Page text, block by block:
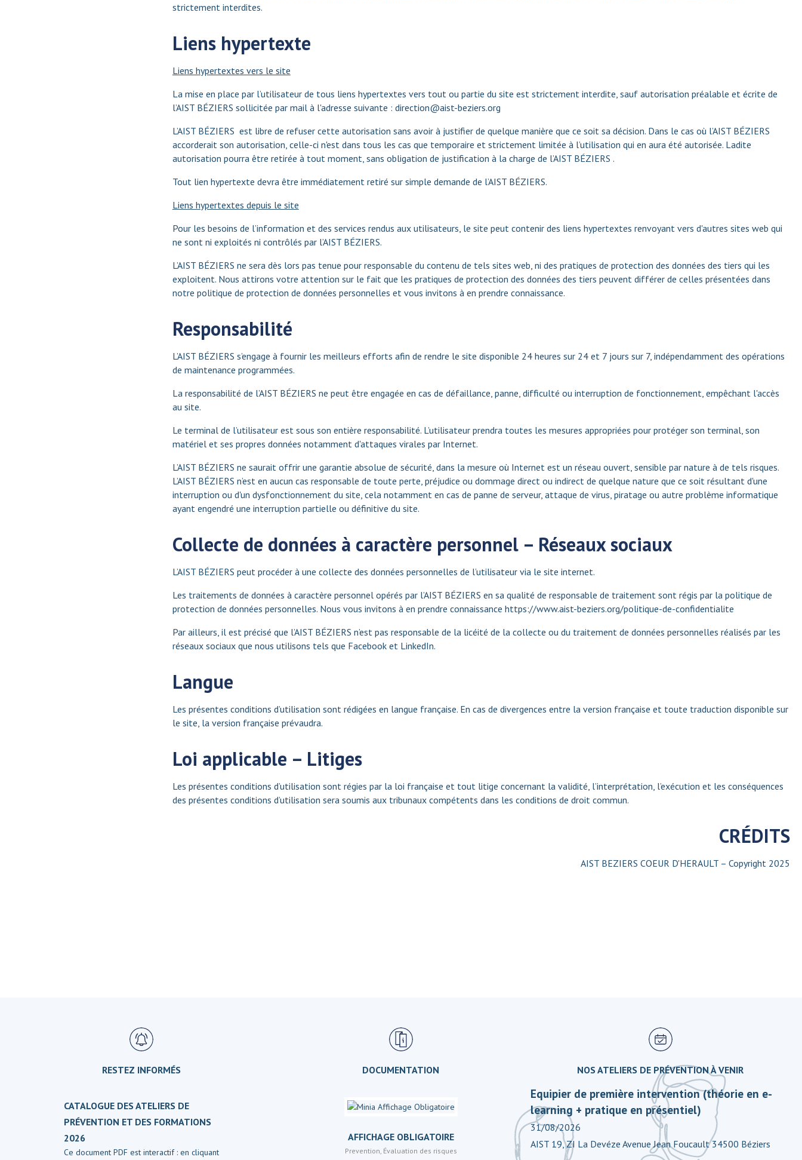
strictement interdites.
Liens hypertexte
Liens hypertextes vers le site
La mise en place par l’utilisateur de tous liens hypertextes vers tout ou partie du site est strictement interdite, sauf autorisation préalable et écrite de
l’AIST BÉZIERS sollicitée par mail à l'adresse suivante : direction@aist-beziers.org
L’AIST BÉZIERS est libre de refuser cette autorisation sans avoir à justifier de quelque manière que ce soit sa décision. Dans le cas où l’AIST BÉZIERS
accorderait son autorisation, celle-ci n'est dans tous les cas que temporaire et strictement limitée à l’utilisation qui en aura été autorisée. Ladite
autorisation pourra être retirée à tout moment, sans obligation de justification à la charge de l’AIST BÉZIERS .
Tout lien hypertexte devra être immédiatement retiré sur simple demande de l’AIST BÉZIERS.
Liens hypertextes depuis le site
Pour les besoins de l’information et des services rendus aux utilisateurs, le site peut contenir des liens hypertextes renvoyant vers d'autres sites web qui
ne sont ni exploités ni contrôlés par l’AIST BÉZIERS.
L’AIST BÉZIERS ne sera dès lors pas tenue pour responsable du contenu de tels sites web, ni des pratiques de protection des données des tiers qui les
exploitent. Nous attirons votre attention sur le fait que les pratiques de protection des données des tiers peuvent différer de celles présentées dans
notre politique de protection de données personnelles et vous invitons à en prendre connaissance.
Responsabilité
L’AIST BÉZIERS s’engage à fournir les meilleurs efforts afin de rendre le site disponible 24 heures sur 24 et 7 jours sur 7, indépendamment des opérations
de maintenance programmées.
La responsabilité de l’AIST BÉZIERS ne peut être engagée en cas de défaillance, panne, difficulté ou interruption de fonctionnement, empêchant l'accès
au site.
Le terminal de l’utilisateur est sous son entière responsabilité. L’utilisateur prendra toutes les mesures appropriées pour protéger son terminal, son
matériel et ses propres données notamment d'attaques virales par Internet.
L’AIST BÉZIERS ne saurait offrir une garantie absolue de sécurité, dans la mesure où Internet est un réseau ouvert, sensible par nature à de tels risques.
L’AIST BÉZIERS n’est en aucun cas responsable de toute perte, préjudice ou dommage direct ou indirect de quelque nature que ce soit résultant d'une
interruption ou d'un dysfonctionnement du site, cela notamment en cas de panne de serveur, attaque de virus, piratage ou autre problème informatique
ayant engendré une interruption partielle ou définitive du site.
Collecte de données à caractère personnel – Réseaux sociaux
L’AIST BÉZIERS peut procéder à une collecte des données personnelles de l’utilisateur via le site internet.
Les traitements de données à caractère personnel opérés par l’AIST BÉZIERS en sa qualité de responsable de traitement sont régis par la politique de
protection de données personnelles. Nous vous invitons à en prendre connaissance https://www.aist-beziers.org/politique-de-confidentialite
Par ailleurs, il est précisé que l’AIST BÉZIERS n’est pas responsable de la licéité de la collecte ou du traitement de données personnelles réalisés par les
réseaux sociaux que nous utilisons tels que Facebook et LinkedIn.
Langue
Les présentes conditions d’utilisation sont rédigées en langue française. En cas de divergences entre la version française et toute traduction disponible sur
le site, la version française prévaudra.
Loi applicable – Litiges
Les présentes conditions d’utilisation sont régies par la loi française et tout litige concernant la validité, l’interprétation, l’exécution et les conséquences
des présentes conditions d’utilisation sera soumis aux tribunaux compétents dans les conditions de droit commun.
CRÉDITS
AIST BEZIERS COEUR D'HERAULT – Copyright 2025
RESTEZ INFORMÉS
CATALOGUE DES ATELIERS DE
PRÉVENTION ET DES FORMATIONS
2026
Ce document PDF est interactif : en cliquant
DOCUMENTATION
AFFICHAGE OBLIGATOIRE
Prevention, Évaluation des risques
NOS ATELIERS DE PRÉVENTION À VENIR
Equipier de première intervention (théorie en e-
learning + pratique en présentiel)
31/08/2026
AIST 19, ZI La Devéze Avenue Jean Foucault 34500 Béziers